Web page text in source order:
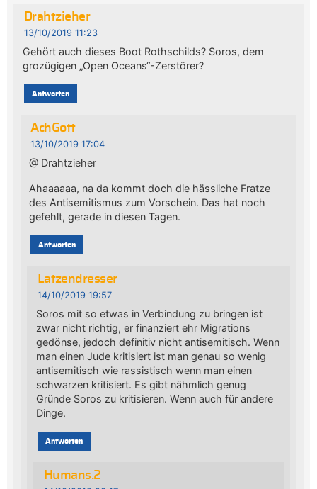
Drahtzieher
13/10/2019 11:23
Gehört auch dieses Boot Rothschilds? Soros, dem
grozügigen „Open Oceans“-Zerstörer?
Antworten
AchGott
13/10/2019 17:04
@ Drahtzieher
Ahaaaaaa, na da kommt doch die hässliche Fratze
des Antisemitismus zum Vorschein. Das hat noch
gefehlt, gerade in diesen Tagen.
Antworten
Latzendresser
14/10/2019 19:57
Soros mit so etwas in Verbindung zu bringen ist
zwar nicht richtig, er finanziert ehr Migrations
gedönse, jedoch definitiv nicht antisemitisch. Wenn
man einen Jude kritisiert ist man genau so wenig
antisemitisch wie rassistisch wenn man einen
schwarzen kritisiert. Es gibt nähmlich genug
Gründe Soros zu kritisieren. Wenn auch für andere
Dinge.
Antworten
Humans.2